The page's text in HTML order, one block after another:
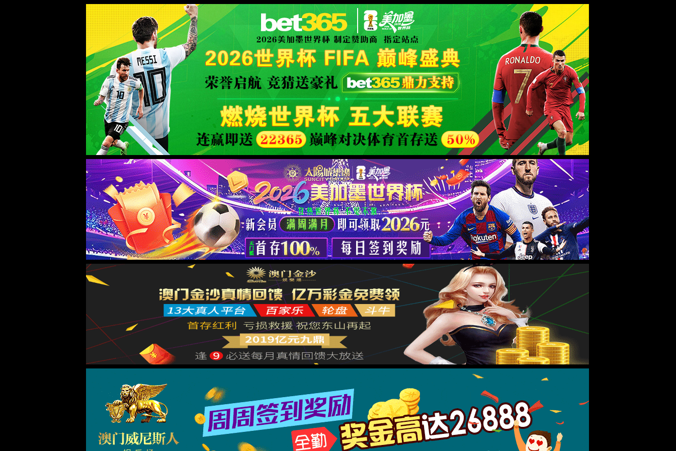
2026买世界杯赛事网站(中国区)-Official website
返回首页
XML 地图